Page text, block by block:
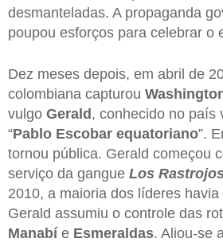
desmanteladas. A propaganda
poupou esforços para celebrar o
Dez meses depois, em abril de
colombiana capturou
vulgo Gerald , conhecido no país
“Pablo Escobar equatoriano”.
tornou pública. Gerald começou
serviço da gangue Los
2010, a maioria dos líderes
Gerald assumiu o controle das
Manabí e Esmeraldas. Aliou-se